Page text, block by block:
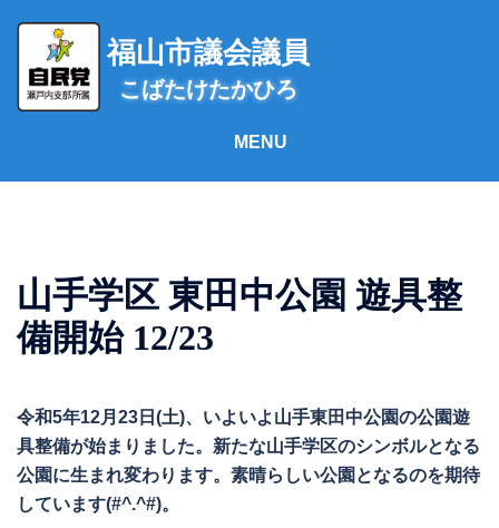
ス
福山市議会議員
こばたけたかひろ
山手学区 東田中公園 遊具整
備開始 12/23
令和5年12月23日(土)、いよいよ山手東田中公園の公園遊
具整備が始まりました。新たな山手学区のシンボルとなる
公園に生まれ変わります。素晴らしい公園となるのを期待
しています(#^.^#)。